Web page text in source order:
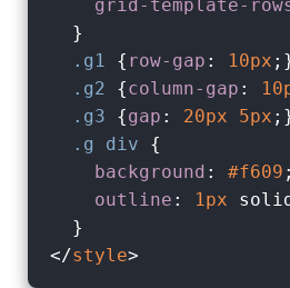
grid-template-
  }
.g1 { row-gap : 10px
.g2 {column-gap :
.g3 {gap : 20px 5px
.g
div {
background : #f609 ;
outline : 1px
</style>